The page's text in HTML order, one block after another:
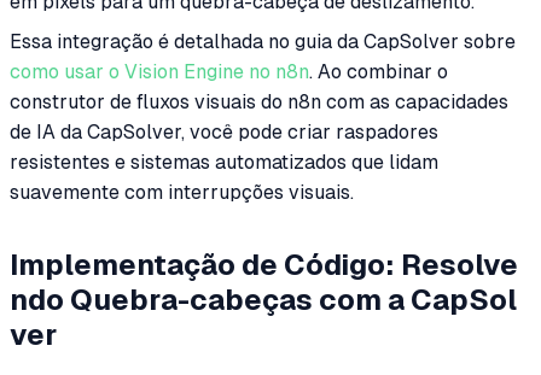
Essa integração é detalhada no guia da CapSolver sobre
como usar o Vision Engine no n8n. Ao combinar o
construtor de fluxos visuais do n8n com as capacidades
de IA da CapSolver, você pode criar raspadores
resistentes e sistemas automatizados que lidam
suavemente com interrupções visuais.
Implementação de Código: Resolve
ndo Quebra-cabeças com a CapSol
ver